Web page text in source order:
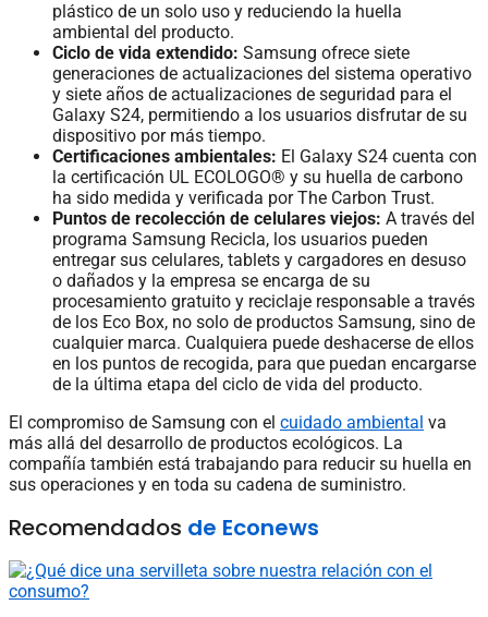
plástico de un solo uso y reduciendo la huella
ambiental del producto.
Ciclo de vida extendido: Samsung ofrece siete
generaciones de actualizaciones del sistema operativo
y siete años de actualizaciones de seguridad para el
Galaxy S24, permitiendo a los usuarios disfrutar de su
dispositivo por más tiempo.
Certificaciones ambientales: El Galaxy S24 cuenta con
la certificación UL ECOLOGO® y su huella de carbono
ha sido medida y verificada por The Carbon Trust.
Puntos de recolección de celulares viejos: A través del
programa Samsung Recicla, los usuarios pueden
entregar sus celulares, tablets y cargadores en desuso
o dañados y la empresa se encarga de su
procesamiento gratuito y reciclaje responsable a través
de los Eco Box, no solo de productos Samsung, sino de
cualquier marca. Cualquiera puede deshacerse de ellos
en los puntos de recogida, para que puedan encargarse
de la última etapa del ciclo de vida del producto.
El compromiso de Samsung con el cuidado ambiental va
más allá del desarrollo de productos ecológicos. La
compañía también está trabajando para reducir su huella en
sus operaciones y en toda su cadena de suministro.
Recomendados de Econews